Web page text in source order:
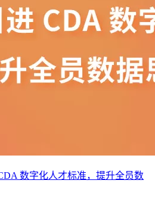
数字化人才标准，提升全员数